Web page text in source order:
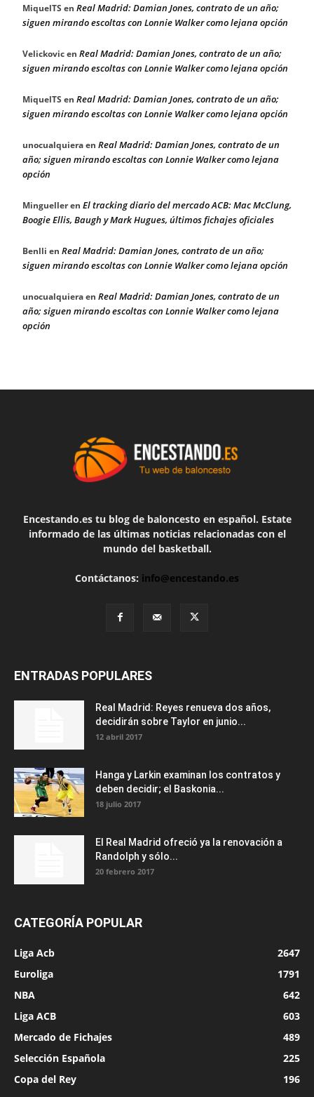
MiquelTS en Real Madrid: Damian Jones, contrato de un año;
siguen mirando escoltas con Lonnie Walker como lejana opción
Velickovicen Real Madrid: Damian Jones, contrato de un año;
siguen mirando escoltas con Lonnie Walker como lejana opción
MiquelTS en Real Madrid: Damian Jones, contrato de un año;
siguen mirando escoltas con Lonnie Walker como lejana opción
unocualquieraen Real Madrid: Damian Jones, contrato de un
año; siguen mirando escoltas con Lonnie Walker como lejana
opción
Minguelleren El tracking diario del mercado ACB: Mac McClung,
Boogie Ellis, Baugh y Mark Hugues, últimos fichajes oficiales
Benlli en Real Madrid: Damian Jones, contrato de un año;
siguen mirando escoltas con Lonnie Walker como lejana opción
unocualquieraen Real Madrid: Damian Jones, contrato de un
año; siguen mirando escoltas con Lonnie Walker como lejana
opción
Encestando.es tu blog de baloncesto en español. Estate
informado de las últimas noticias relacionadas con el
mundo del basketball.
Contáctanos: info@encestando.es
ENTRADAS POPULARES
Real Madrid: Reyes renueva dos años,
decidirán sobre Taylor en junio...
12 abril 2017
Hanga y Larkin examinan los contratos y
deben decidir; el Baskonia...
18 julio 2017
El Real Madrid ofreció ya la renovación a
Randolph y sólo...
20 febrero 2017
CATEGORÍA POPULAR
Liga Acb
2647
Euroliga
1791
NBA
642
Liga ACB
603
Mercado de Fichajes
489
Selección Española
225
Copa del Rey
196